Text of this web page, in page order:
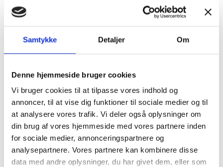
Samtykke Detaljer Om
Denne hjemmeside bruger cookies
Vi bruger cookies til at tilpasse vores indhold og
annoncer, til at vise dig funktioner til sociale medier og til
at analysere vores trafik. Vi deler også oplysninger om
din brug af vores hjemmeside med vores partnere inden
for sociale medier, annonceringspartnere og
analysepartnere. Vores partnere kan kombinere disse
data med andre oplysninger, du har givet dem, eller som